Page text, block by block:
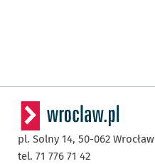
pl. Solny 14, 50-062 Wrocław
tel. 71 776 71 42